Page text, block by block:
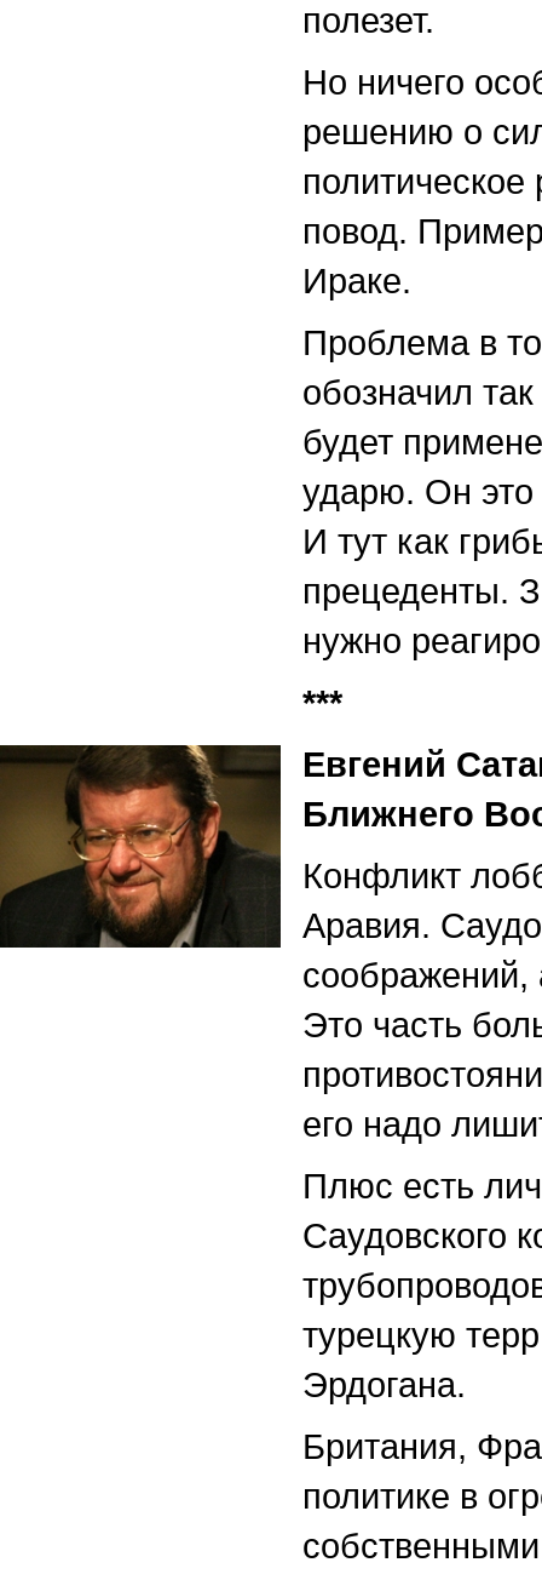
полезет.
Но ничего
решению о
повод.
Ираке.
Проблема в
обозначил
будет
ударю. Он это
И тут как
прецеденты.
нужно
***
Евгений
Ближнего
Конфликт
Аравия.
Это часть
его надо
Плюс есть
Саудовского
турецкую
Эрдогана.
Британия,
политике в